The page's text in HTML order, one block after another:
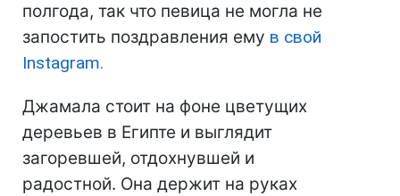
полгода, так что певица не могла не
запостить поздравления ему в свой
Instagram.
Джамала стоит на фоне цветущих
деревьев в Египте и выглядит
загоревшей, отдохнувшей и
радостной. Она держит на руках